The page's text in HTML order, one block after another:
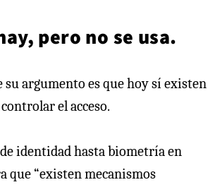
pero no se usa.
su argumento es que hoy sí existen
el acceso.
identidad hasta biometría en
que “existen mecanismos